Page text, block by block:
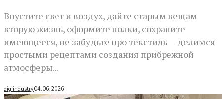
Впустите свет и воздух, дайте старым вещам
вторую жизнь, оформите полки, сохраните
имеющееся, не забудьте про текстиль — делимся
простыми рецептами создания прибрежной
атмосферы...
digiindustry04.06.2026